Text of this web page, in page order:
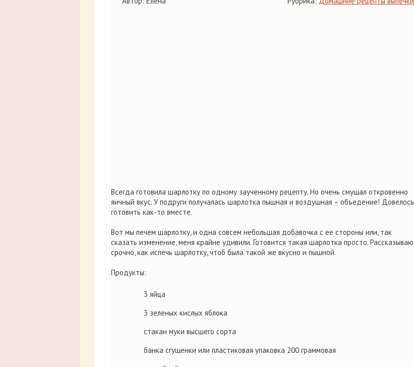
Всегда готовила шарлотку по одному заученному рецепту. Но очень смущал откровенно
яичный вкус. У подруги получалась шарлотка пышная и воздушная – объедение! Довелось
готовить как-то вместе.
Вот мы печем шарлотку, и одна совсем небольшая добавочка с ее стороны или, так
сказать изменение, меня крайне удивили. Готовится такая шарлотка просто. Рассказываю
срочно, как испечь шарлотку, чтоб была такой же вкусно и пышной.
Продукты:
3 яйца
3 зеленых кислых яблока
стакан муки высшего сорта
банка сгущенки или пластиковая упаковка 200 граммовая